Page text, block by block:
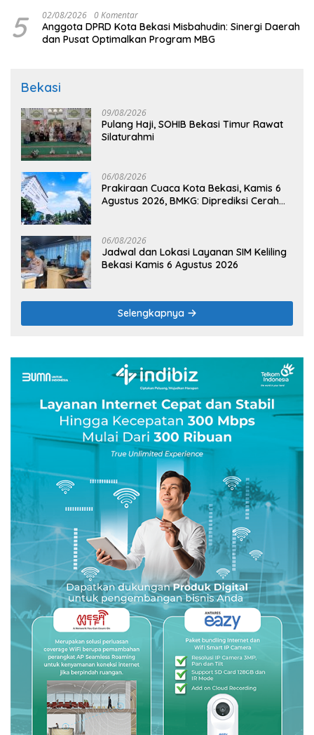
5 02/08/2026 0 Komentar
Anggota DPRD Kota Bekasi Misbahudin: Sinergi Daerah
dan Pusat Optimalkan Program MBG
Bekasi
09/08/2026
Pulang Haji, SOHIB Bekasi Timur Rawat
Silaturahmi
06/08/2026
Prakiraan Cuaca Kota Bekasi, Kamis 6
Agustus 2026, BMKG: Diprediksi Cerah
06/08/2026
Jadwal dan Lokasi Layanan SIM Keliling
Bekasi Kamis 6 Agustus 2026
Selengkapnya